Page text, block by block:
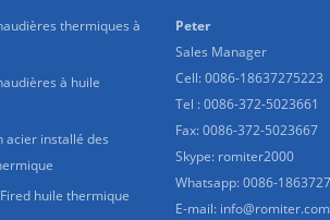
thermiques à
à huile
acier installé des
huile thermique
Peter
Sales Manager
Cell: 0086-18637275223
Tel : 0086-372-5023661
Fax: 0086-372-5023667
Skype: romiter2000
Whatsapp:0086-
E-mail: info@romiter.com